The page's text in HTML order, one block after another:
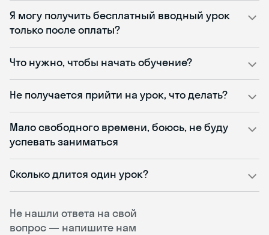
Не нашли ответа на свой
вопрос — напишите нам
Я могу получить бесплатный вводный урок
только после оплаты?
Что нужно, чтобы начать обучение?
Не получается прийти на урок, что делать?
Мало свободного времени, боюсь, не буду
успевать заниматься
Сколько длится один урок?